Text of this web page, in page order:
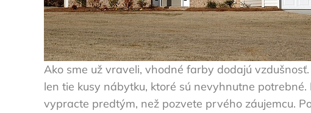
Ako sme už vraveli, vhodné farby dodajú
len tie kusy nábytku, ktoré sú nevyhnutne
vypracte predtým, než pozvete prvého záujemcu.